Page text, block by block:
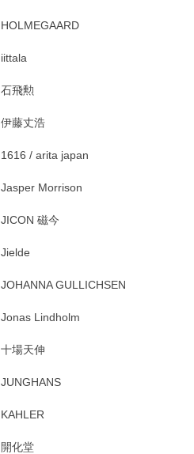
HOLMEGAARD
iittala
石飛勲
伊藤丈浩
1616 / arita japan
Jasper Morrison
JICON 磁今
Jielde
JOHANNA GULLICHSEN
Jonas Lindholm
十場天伸
JUNGHANS
KAHLER
開化堂